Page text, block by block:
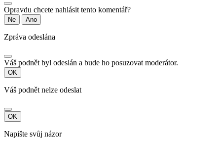
Opravdu chcete nahlásit tento komentář?
Ne Ano
Zpráva odeslána
Váš podnět byl odeslán a bude ho posuzovat moderátor.
OK
Váš podnět nelze odeslat
OK
Napište svůj názor